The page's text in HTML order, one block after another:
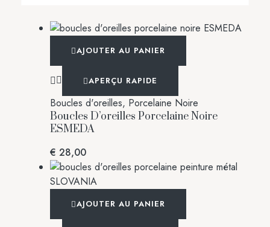
AJOUTER AU PANIER
APERÇU RAPIDE
Boucles d'oreilles, Porcelaine Noire
Boucles D’oreilles Porcelaine Noire
ESMEDA
€ 28,00
AJOUTER AU PANIER